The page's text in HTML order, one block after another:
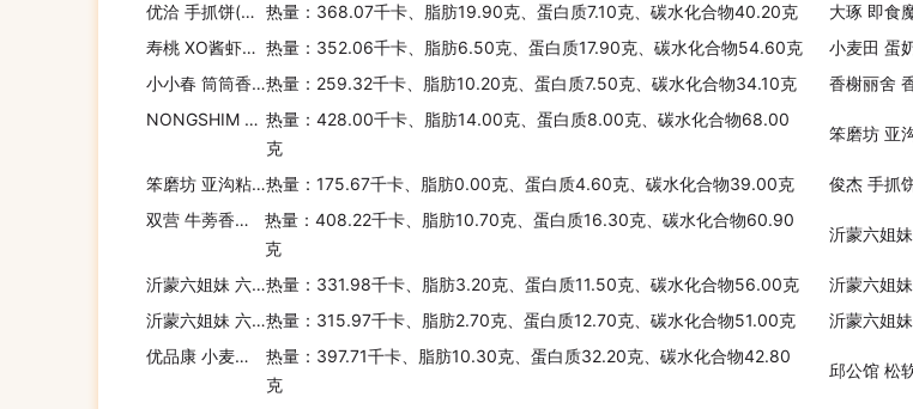
优洽 手抓饼(原味) 热量：368.07千卡、脂肪19.90克、蛋白质7.10克、碳水化合物40.20克
寿桃 XO酱虾子面 热量：352.06千卡、脂肪6.50克、蛋白质17.90克、碳水化合物54.60克
小小春 筒筒香(猪肉味)热量：259.32千卡、脂肪10.20克、蛋白质7.50克、碳水化合物34.10克
NONGSHIM chapaghetti 热量：428.00千卡、脂肪14.00克、蛋白质8.00克、碳水化合物68.00
克
笨磨坊 亚沟粘豆包(大黄米)热量：175.67千卡、脂肪0.00克、蛋白质4.60克、碳水化合物39.00克
双营 牛蒡香酥煎饼
热量：408.22千卡、脂肪10.70克、蛋白质16.30克、碳水化合物60.90
克
沂蒙六姐妹 六姐妹 小米煎饼热量：331.98千卡、脂肪3.20克、蛋白质11.50克、碳水化合物56.00克
沂蒙六姐妹 六姐妹 小麦煎饼热量：315.97千卡、脂肪2.70克、蛋白质12.70克、碳水化合物51.00克
优品康 小麦胚芽
热量：397.71千卡、脂肪10.30克、蛋白质32.20克、碳水化合物42.80
克